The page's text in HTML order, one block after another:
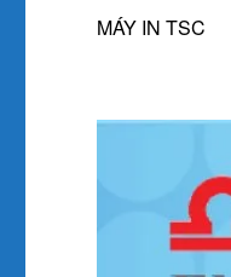
MÁY IN TSC